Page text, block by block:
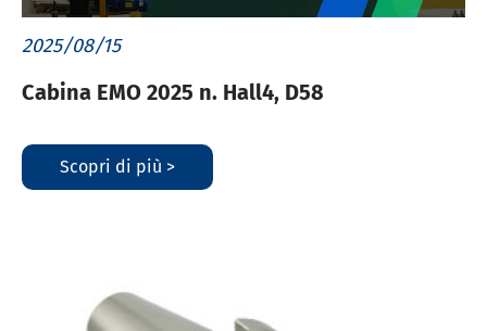
2025/08/15
Cabina EMO 2025 n. Hall4, D58
Scopri di più >